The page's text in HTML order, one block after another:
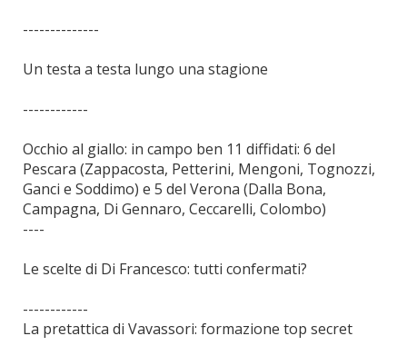
--------------
Un testa a testa lungo una stagione
------------
Occhio al giallo: in campo ben 11 diffidati: 6 del
Pescara (Zappacosta, Petterini, Mengoni, Tognozzi,
Ganci e Soddimo) e 5 del Verona (Dalla Bona,
Campagna, Di Gennaro, Ceccarelli, Colombo)
----
Le scelte di Di Francesco: tutti confermati?
------------
La pretattica di Vavassori: formazione top secret